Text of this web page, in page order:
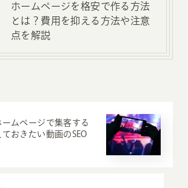
ホームページを格安で作る方法
とは？費用を抑える方法や注意
点を解説
ムページで集客する
おきたい動画のSEO